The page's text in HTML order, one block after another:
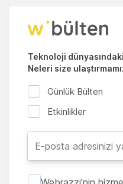
Teknoloji
Neleri size
Günlük Bülten
Etkinlikler